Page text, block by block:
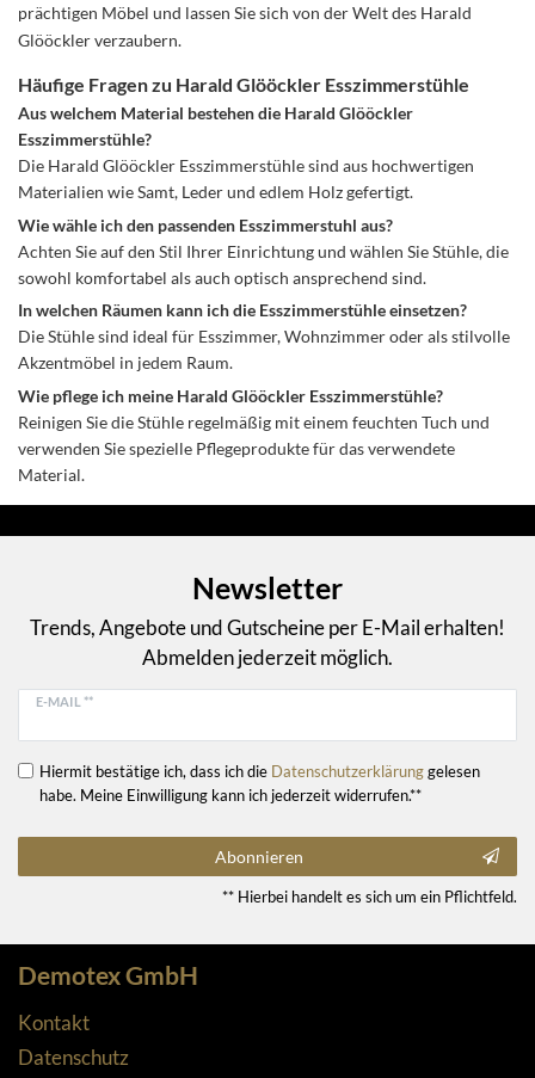
prächtigen Möbel und lassen Sie sich von der Welt des Harald
Glööckler verzaubern.
Häufige Fragen zu Harald Glööckler Esszimmerstühle
Aus welchem Material bestehen die Harald Glööckler
Esszimmerstühle?
Die Harald Glööckler Esszimmerstühle sind aus hochwertigen
Materialien wie Samt, Leder und edlem Holz gefertigt.
Wie wähle ich den passenden Esszimmerstuhl aus?
Achten Sie auf den Stil Ihrer Einrichtung und wählen Sie Stühle, die
sowohl komfortabel als auch optisch ansprechend sind.
In welchen Räumen kann ich die Esszimmerstühle einsetzen?
Die Stühle sind ideal für Esszimmer, Wohnzimmer oder als stilvolle
Akzentmöbel in jedem Raum.
Wie pflege ich meine Harald Glööckler Esszimmerstühle?
Reinigen Sie die Stühle regelmäßig mit einem feuchten Tuch und
verwenden Sie spezielle Pflegeprodukte für das verwendete
Material.
Newsletter
Trends, Angebote und Gutscheine per E-Mail erhalten!
Abmelden jederzeit möglich.
E-MAIL **
Hiermit bestätige ich, dass ich die Daten­schutz­erklärunggelesen
habe. Meine Einwilligung kann ich jederzeit widerrufen.**
Abonnieren
** Hierbei handelt es sich um ein Pflichtfeld.
Demotex GmbH
Kontakt
Datenschutz